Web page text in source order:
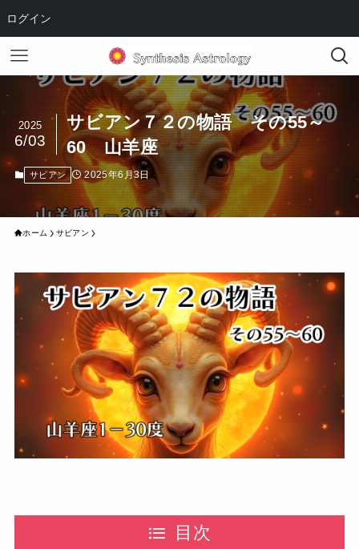
ログイン
サビアン７２の物語 その55～
60 山羊座
2025
6/03
サビアン 2025年6月3日
ホーム サビアン
目次